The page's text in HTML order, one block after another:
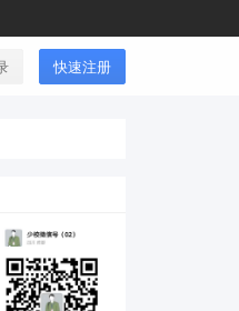
快速注册